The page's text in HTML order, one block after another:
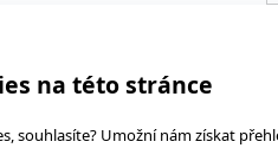
na této stránce
souhlasíte? Umožní nám získat
Antiviry a bezpečnostní balíky